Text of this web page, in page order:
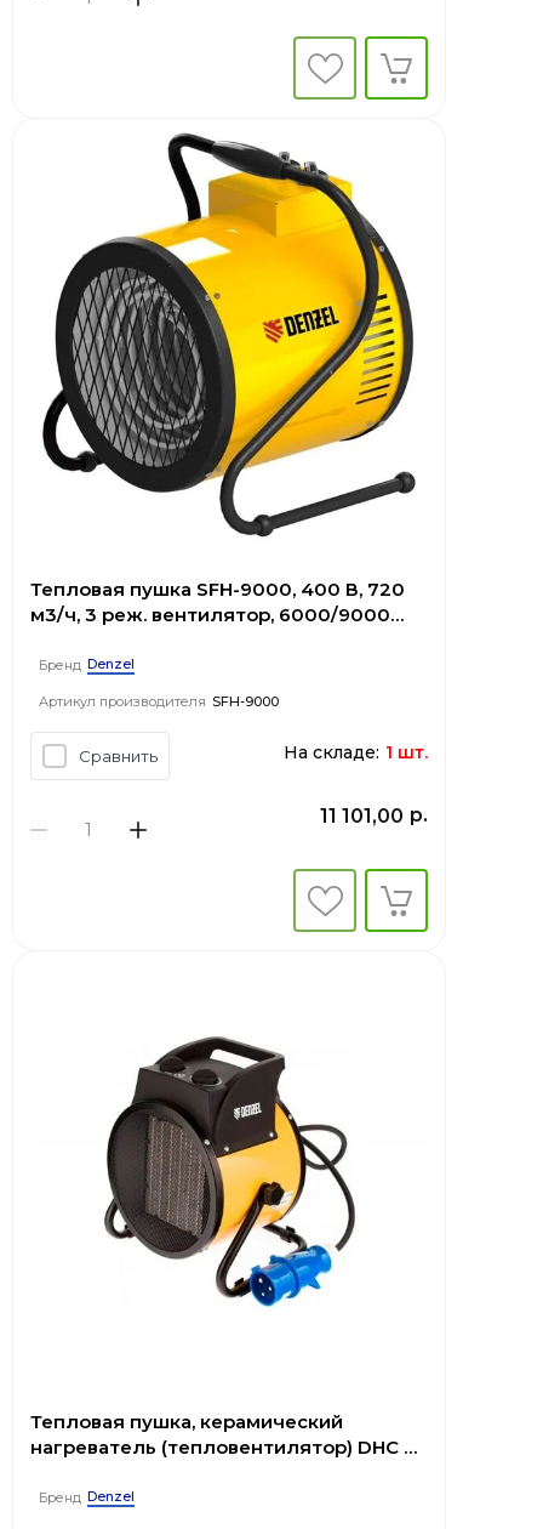
Тепловая пушка SFH-9000, 400 В, 720
м3/ч, 3 реж. вентилятор, 6000/9000
Бренд Denzel
Артикул производителя SFH-9000
Сравнить На складе: 1 шт.
11 101,00 р.
Тепловая пушка, керамический
нагреватель (тепловентилятор) DHC 5-
Бренд Denzel